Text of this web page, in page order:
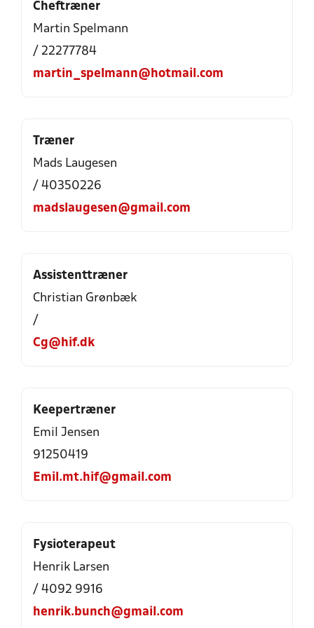
Cheftræner
Martin Spelmann
/ 22277784
martin_spelmann@hotmail.com
Træner
Mads Laugesen
/ 40350226
madslaugesen@gmail.com
Assistenttræner
Christian Grønbæk
/
Cg@hif.dk
Keepertræner
Emil Jensen
91250419
Emil.mt.hif@gmail.com
Fysioterapeut
Henrik Larsen
/ 4092 9916
henrik.bunch@gmail.com